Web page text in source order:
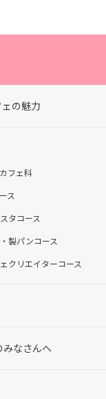
の魅力
フェ科
ス
タコース
製パンコース
クリエイターコース
なさんへ